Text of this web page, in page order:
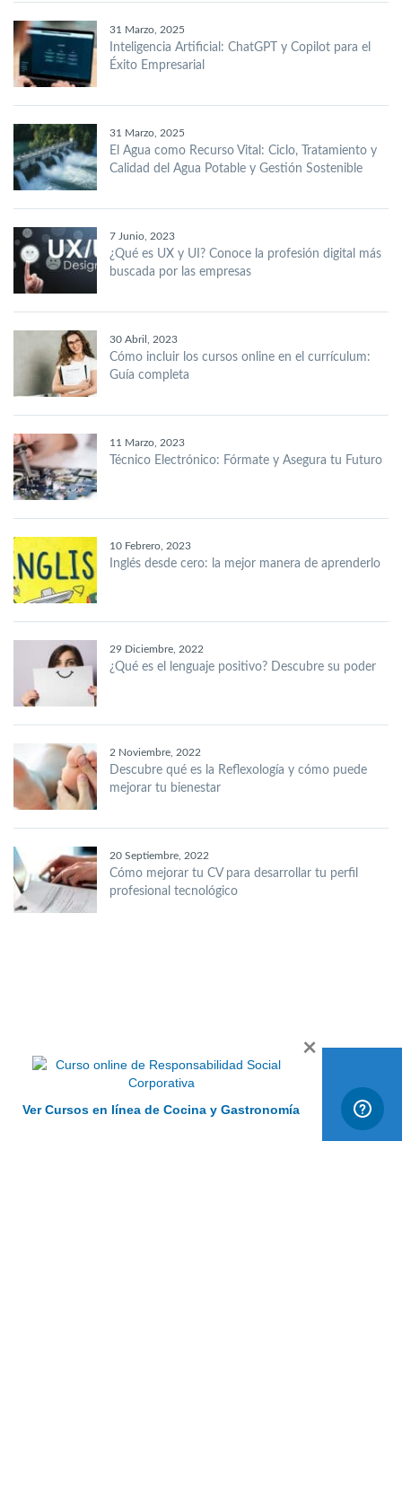
31 Marzo, 2025
Inteligencia Artificial: ChatGPT y Copilot para el
Éxito Empresarial
31 Marzo, 2025
El Agua como Recurso Vital: Ciclo, Tratamiento y
Calidad del Agua Potable y Gestión Sostenible
7 Junio, 2023
¿Qué es UX y UI? Conoce la profesión digital más
buscada por las empresas
30 Abril, 2023
Cómo incluir los cursos online en el currículum:
Guía completa
11 Marzo, 2023
Técnico Electrónico: Fórmate y Asegura tu Futuro
10 Febrero, 2023
Inglés desde cero: la mejor manera de aprenderlo
29 Diciembre, 2022
¿Qué es el lenguaje positivo? Descubre su poder
2 Noviembre, 2022
Descubre qué es la Reflexología y cómo puede
mejorar tu bienestar
20 Septiembre, 2022
Cómo mejorar tu CV para desarrollar tu perfil
profesional tecnológico
Acceso a la plataforma
Ver Cursos en línea de Cocina y Gastronomía
×